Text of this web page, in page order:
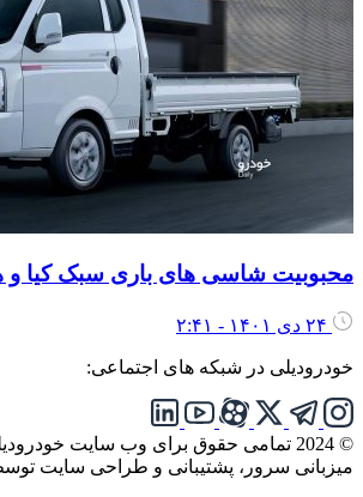
شاسی های باری سبک کیا و
۲۴ دی ۱۴۰۱ - ۲:۴۱
در شبکه های اجتماعی:
برای وب سایت خودرودیلی محفوظ است.
سرور، پشتیبانی و طراحی سایت